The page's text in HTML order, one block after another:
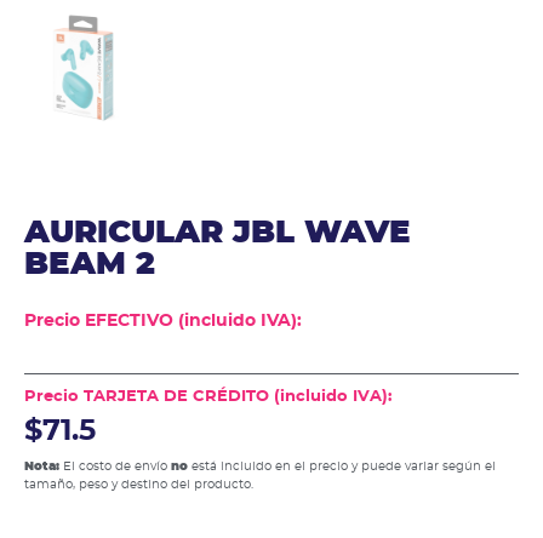
AURICULAR JBL WAVE
BEAM 2
Precio EFECTIVO (incluido IVA):
Precio TARJETA DE CRÉDITO (incluido IVA):
$71.5
Nota: El costo de envío no está incluido en el precio y puede variar según el
tamaño, peso y destino del producto.